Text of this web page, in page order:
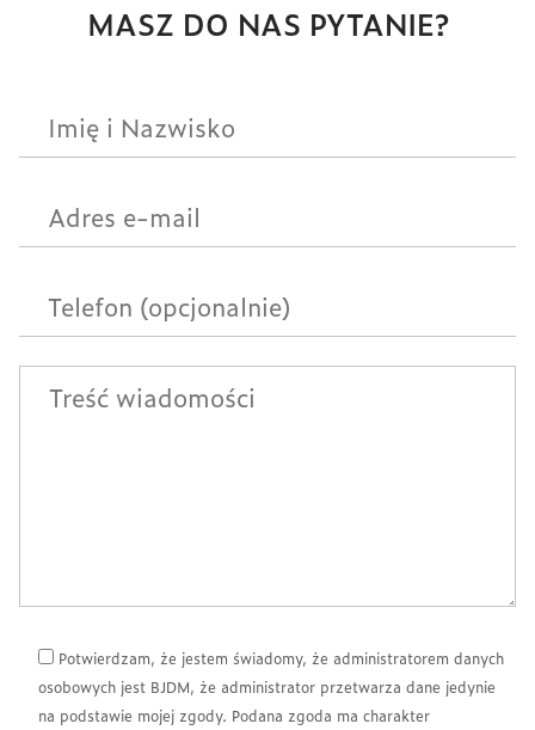
MASZ DO NAS PYTANIE?
Potwierdzam, że jestem świadomy, że administratorem danych
osobowych jest BJDM, że administrator przetwarza dane jedynie
na podstawie mojej zgody. Podana zgoda ma charakter